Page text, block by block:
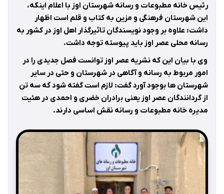
رئیس خانه مطبوعات و رسانه شهرستان اوز با اعلام اینکه،
این شهرستان فرهنگی و مزین به کتاب و قلم است اظهار
داشت: علاوه بر وجود نویسندگان تاثیرگذار اهل اوز در کشور به
رسانه محلی عصر اوز باید پیوسته توجه داشت.
وی با بیان این که نشریه عصر اوز توانست فصل جدیدی را در
امور مربوط به رسانه و آگاهی در شهرستان و حتی در سایر
شهرستان ها بوجود آورد گفت: لازم است گفته شود که سه تن
از گردانندگان عصر اوز یعنی برادران خضری و احمدی در هئیت
مدیره خانه مطبوعات و رسانه نقش اساسی دارند.